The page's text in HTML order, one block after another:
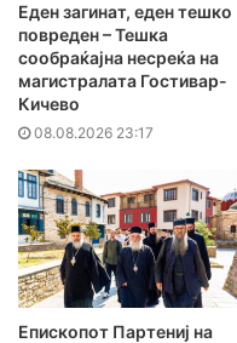
Еден загинат, еден тешко
повреден – Тешка
сообраќајна несреќа на
магистралата Гостивар-
Кичево
08.08.2026 23:17
Епископот Партениј на